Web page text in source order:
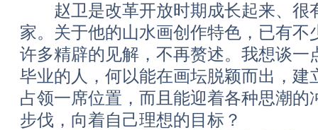
赵卫是改革开放时期成长起来、很
家。关于他的山水画创作特色，已有不
许多精辟的见解，不再赘述。我想谈一
毕业的人，何以能在画坛脱颖而出，建
占领一席位置，而且能迎着各种思潮的
步伐，向着自己理想的目标？